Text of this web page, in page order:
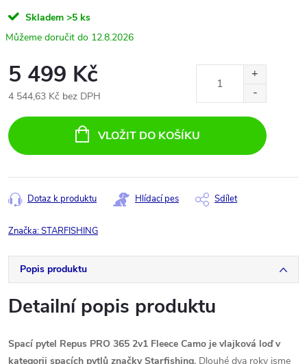
Skladem >5 ks
12.8.2026
5 499 Kč
4 544,63 Kč bez DPH
cena:
VLOŽIT DO KOŠÍKU
Dotaz k produktu Hlídací pes Sdílet
Značka:STARFISHING
Popis produktu
Detailní popis produktu
Spací pytel Repus PRO 365 2v1 Fleece Camo je vlajková loď v
kategorii spacích pytlů značky Starfishing. Dlouhé dva roky jsme